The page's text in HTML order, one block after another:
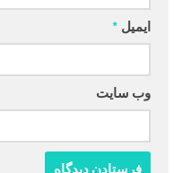
ایمیل *
وب‌ سایت